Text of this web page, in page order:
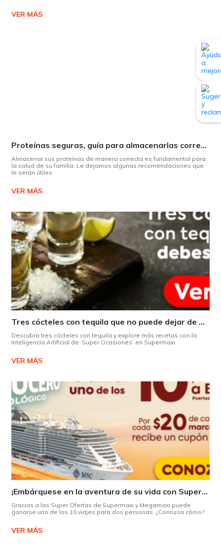
VER MÁS
Proteínas seguras, guía para almacenarlas correctamente Copiar
Almacenar sus proteínas de manera correcta es fundamental para
la salud de su familia. Le dejamos algunas recomendaciones que
le serán útiles
VER MÁS
Tres cócteles con tequila que no puede dejar de probar gracias a nuestra IA.
Descubra tres cócteles con tequila y explore más recetas con la
Inteligencia Artificial de ‘Super Ocasiones’ en Supermaxi
VER MÁS
¡Embárquese en la aventura de su vida con Supermaxi!
Gracias a las Super Ofertas de Supermaxi y Megamaxi puede
ganarse uno de los 10 viajes para dos personas. ¿Conozca cómo?
VER MÁS